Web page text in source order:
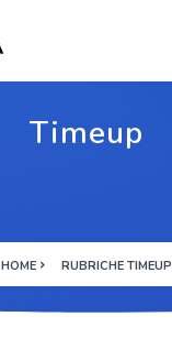
Timeup
HOME RUBRICHE TIMEUP